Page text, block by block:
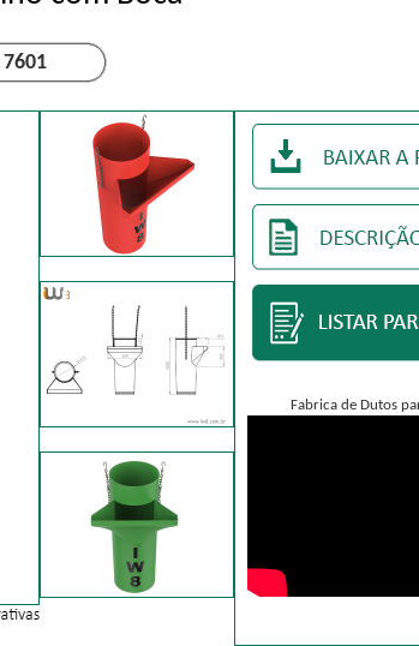
Fabrica de Dutos